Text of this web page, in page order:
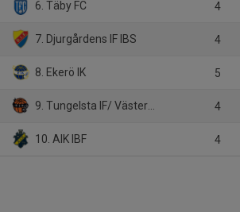
6. Täby FC 4
7. Djurgårdens IF IBS 4
8. Ekerö IK 5
9. Tungelsta IF/ Västerhaninge IBK 4
10. AIK IBF 4